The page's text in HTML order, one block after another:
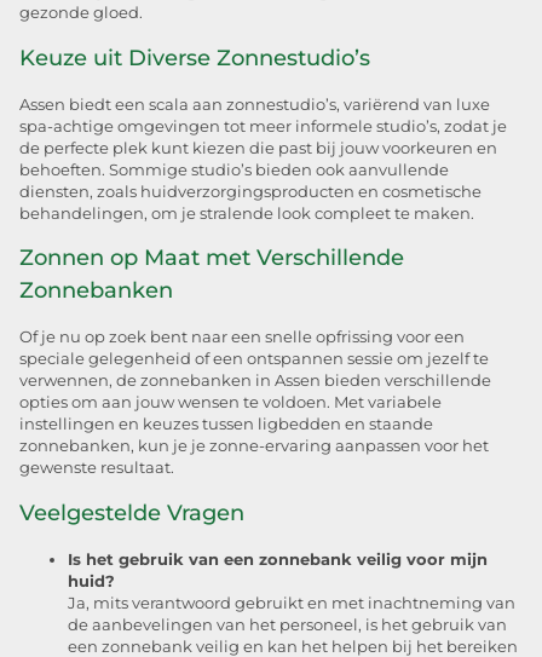
gezonde gloed.
Keuze uit Diverse Zonnestudio’s
Assen biedt een scala aan zonnestudio’s, variërend van luxe
spa-achtige omgevingen tot meer informele studio’s, zodat je
de perfecte plek kunt kiezen die past bij jouw voorkeuren en
behoeften. Sommige studio’s bieden ook aanvullende
diensten, zoals huidverzorgingsproducten en cosmetische
behandelingen, om je stralende look compleet te maken.
Zonnen op Maat met Verschillende
Zonnebanken
Of je nu op zoek bent naar een snelle opfrissing voor een
speciale gelegenheid of een ontspannen sessie om jezelf te
verwennen, de zonnebanken in Assen bieden verschillende
opties om aan jouw wensen te voldoen. Met variabele
instellingen en keuzes tussen ligbedden en staande
zonnebanken, kun je je zonne-ervaring aanpassen voor het
gewenste resultaat.
Veelgestelde Vragen
Is het gebruik van een zonnebank veilig voor mijn
huid?
Ja, mits verantwoord gebruikt en met inachtneming van
de aanbevelingen van het personeel, is het gebruik van
een zonnebank veilig en kan het helpen bij het bereiken